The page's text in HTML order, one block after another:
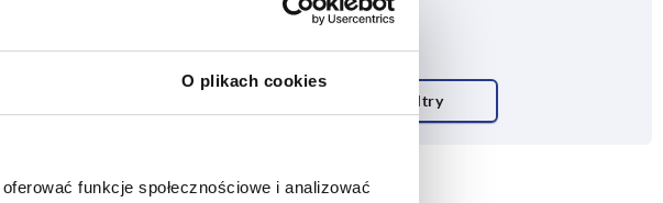
O plikach cookies
funkcje społecznościowe i analizować
32,4